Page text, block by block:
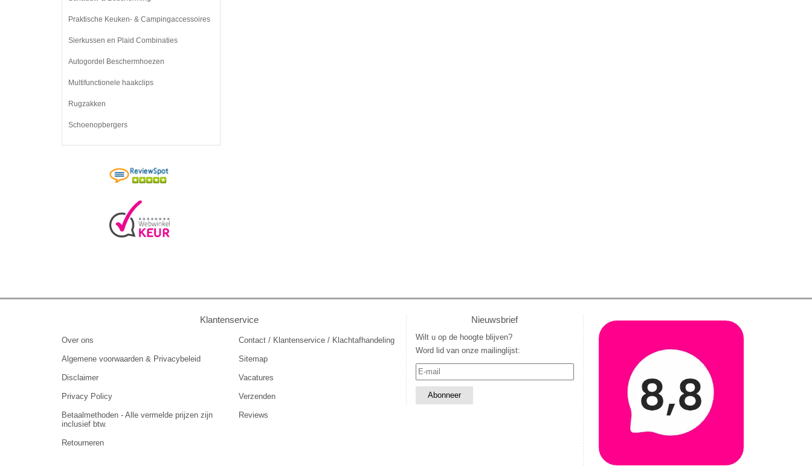
Praktische Keuken- & Campingaccessoires
Sierkussen en Plaid Combinaties
Autogordel Beschermhoezen
Multifunctionele haakclips
Rugzakken
Schoenopbergers
Klantenservice
Over ons
Algemene voorwaarden & Privacybeleid
Disclaimer
Privacy Policy
Betaalmethoden - Alle vermelde prijzen zijn
inclusief btw.
Retourneren
Contact / Klantenservice / Klachtafhandeling
Sitemap
Vacatures
Verzenden
Reviews
Nieuwsbrief
Wilt u op de hoogte blijven?
Word lid van onze mailinglijst: